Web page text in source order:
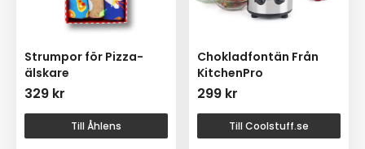
Strumpor för Pizza-
älskare
329 kr
Till Åhlens
Chokladfontän Från
KitchenPro
299 kr
Till Coolstuff.se